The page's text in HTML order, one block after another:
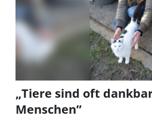
„Tiere sind oft
Menschen”